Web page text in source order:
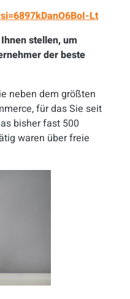
Lt
stellen, um
der beste
neben dem größten
für das Sie seit
bisher fast 500
waren über freie